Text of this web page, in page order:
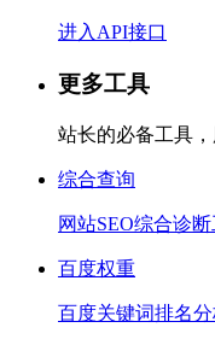
进入API接口
更多工具
站长的必备工具
综合查询
网站SEO综合诊
百度权重
百度关键词排名